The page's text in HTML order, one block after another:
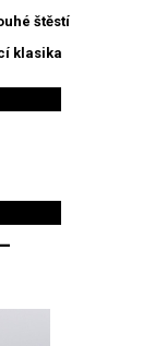
štěstí
klasika